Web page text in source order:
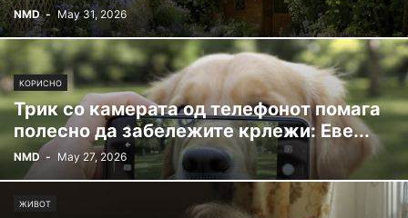
NMD - May 31, 2026
КОРИСНО
Трик со камерата од телефонот помага
полесно да забележите крлежи: Еве...
NMD - May 27, 2026
ЖИВОТ